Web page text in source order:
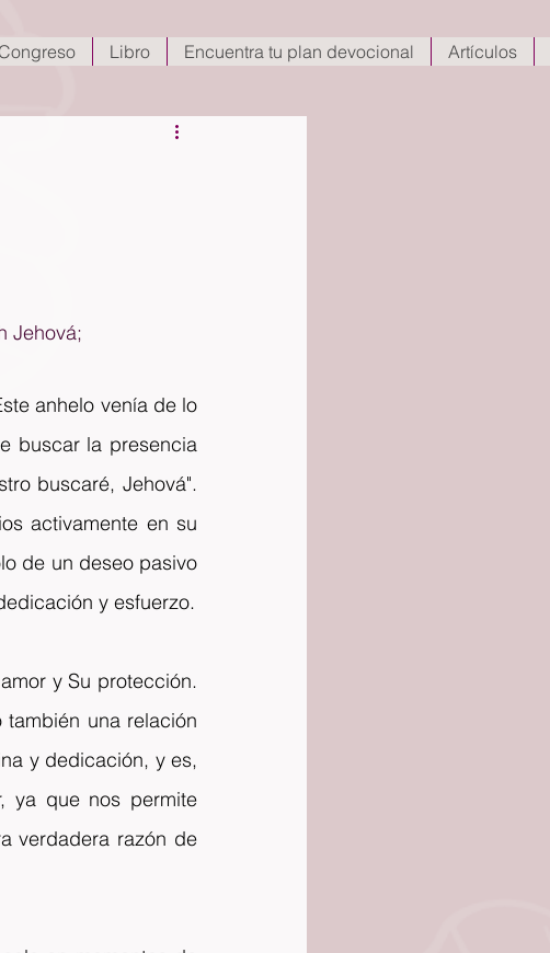
Libro Encuentra tu plan devocional Artículos
Jehová;
anhelo venía de lo
buscar la presencia
buscaré, Jehová".
activamente en su
de un deseo pasivo
y esfuerzo.
y Su protección.
una relación
y dedicación, y es,
ya que nos permite
verdadera razón de